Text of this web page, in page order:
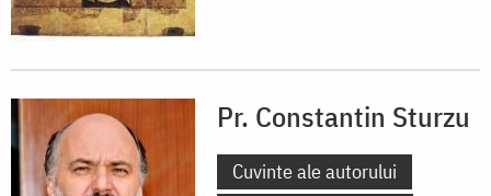
Pr. Constantin Sturzu
Cuvinte ale autorului